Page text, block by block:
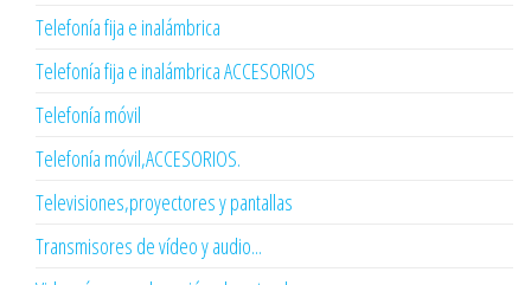
Telefonía fija e inalámbrica
Telefonía fija e inalámbrica ACCESORIOS
Telefonía móvil
Telefonía móvil,ACCESORIOS.
Televisiones,proyectores y pantallas
Transmisores de vídeo y audio...